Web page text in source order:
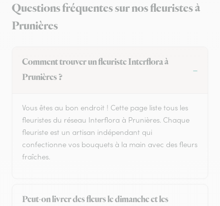
Questions fréquentes sur nos fleuristes à
Prunières
Comment trouver un fleuriste Interflora à
Prunières ?
Vous êtes au bon endroit ! Cette page liste tous les
fleuristes du réseau Interflora à Prunières. Chaque
fleuriste est un artisan indépendant qui
confectionne vos bouquets à la main avec des fleurs
fraîches.
Peut-on livrer des fleurs le dimanche et les